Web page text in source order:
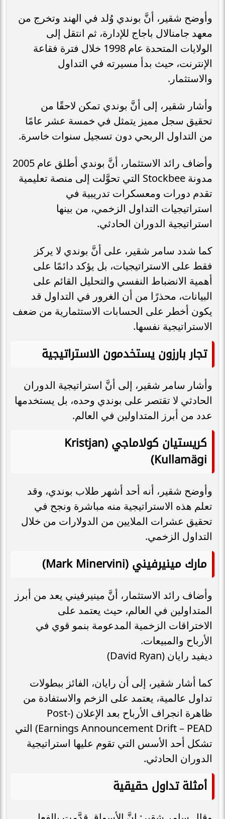
وأوضح شقير، أنَّ بوندي وُلد في الهند وتخرج من
معهد جامنالال باجاج للإدارة، ثم انتقل إلى
الولايات المتحدة عام 1998 خلال فترة فقاعة
الإنترنت، حيث بدأ مسيرته في التداول
والاستثمار.
وأشار شقير، إلى أنَّ بوندي تمكن لاحقًا من
تحقيق سجل مميز يتمثل في خمسة عشر عامًا
من التداول الربحي دون تسجيل سنوات خاسرة.
وأضاف رائد الاستثمار، أنَّ بوندي أطلق عام 2005
مدونة Stockbee التي تحوَّلت إلى منصة تعليمية
تقدم دورات ومعسكرات تدريبية في
استراتيجيات التداول الزخمي، من بينها
استراتيجية الدوران الحادثي.
كما شدد سامر شقير، على أنَّ بوندي لا يركز
فقط على الاستراتيجيات، بل يؤكد دائمًا على
أهمية الانضباط النفسي والتحليل القائم على
البيانات، محذرًا من أن الغرور في التداول قد
يكون أخطر على الحسابات الاستثمارية من ضعف
الاستراتيجية نفسها.
تجار بارزون يستخدمون الاستراتيجية
وأشار سامر شقير، إلى أنَّ استراتيجية الدوران
الحادثي لا تقتصر على بوندي وحده، بل يستخدمها
عدد من أبرز المتداولين في العالم.
كريستيان كولاماجي (Kristjan
Kullamägi)
وأوضح شقير، أنه أحد أشهر طلاب بوندي، وقد
تعلم هذه الاستراتيجية منه مباشرة ونجح في
تحقيق عشرات الملايين من الدولارات من خلال
التداول الزخمي.
مارك مينيرفيني (Mark Minervini)
وأضاف رائد الاستثمار، أنَّ مينيرفيني يعد من أبرز
المتداولين في العالم، حيث يعتمد على
الاختراقات الزخمية المدعومة بنمو قوي في
الأرباح والمبيعات.
ديفيد رايان (David Ryan)
كما أشار شقير، إلى أن رايان، الفائز ببطولات
تداول عالمية، يعتمد على الزخم والاستفادة من
ظاهرة انجراف الأرباح بعد الإعلان (Post-
Earnings Announcement Drift – PEAD) التي
تشكل أحد الأسس التي تقوم عليها استراتيجية
الدوران الحادثي.
أمثلة تداول حقيقية